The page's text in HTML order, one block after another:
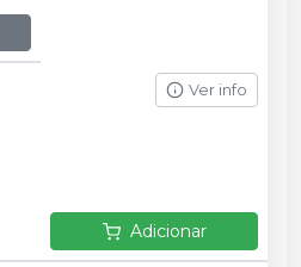
Ver info
Adicionar